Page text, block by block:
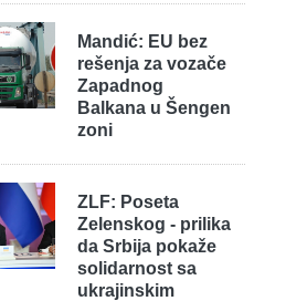
Mandić: EU bez
rešenja za vozače
Zapadnog
Balkana u Šengen
zoni
ZLF: Poseta
Zelenskog - prilika
da Srbija pokaže
solidarnost sa
ukrajinskim